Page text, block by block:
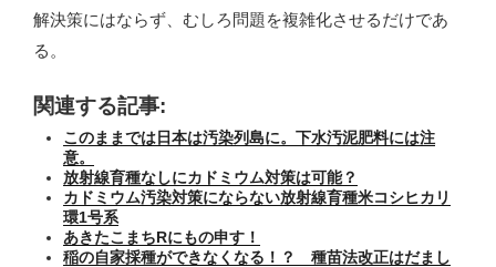
解決策にはならず、むしろ問題を複雑化させるだけであ
る。
関連する記事:
このままでは日本は汚染列島に。下水汚泥肥料には注
意。
放射線育種なしにカドミウム対策は可能？
カドミウム汚染対策にならない放射線育種米コシヒカリ
環1号系
あきたこまちRにもの申す！
稲の自家採種ができなくなる！？ 種苗法改正はだまし